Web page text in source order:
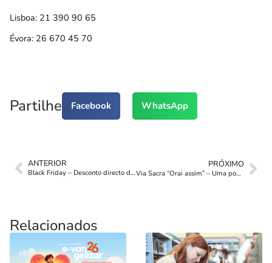
Lisboa: 21 390 90 65
Évora: 26 670 45 70
Partilhe Facebook WhatsApp
ANTERIOR
Black Friday – Desconto directo de 7,50€
PRÓXIMO
Via Sacra “Orai assim” – Uma ponte para a mensagem de Fátima.
Relacionados